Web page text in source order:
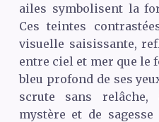
ailes symbolisent la
Ces teintes
visuelle saisissante,
entre ciel et mer que le
bleu profond de ses
scrute sans relâche,
mystère et de